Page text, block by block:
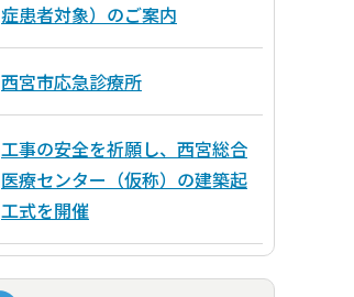
症患者対象）のご案内
西宮市応急診療所
工事の安全を祈願し、西宮総合
医療センター（仮称）の建築起
工式を開催